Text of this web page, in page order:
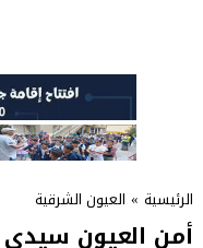
الرئيسية » العيون الشرقية
أمن العيون